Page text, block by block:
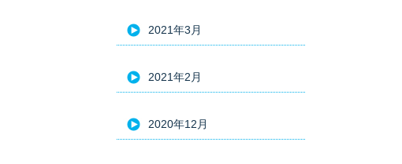
2021年3月
2021年2月
2020年12月